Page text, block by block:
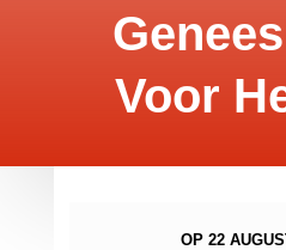
Voor
OP 22